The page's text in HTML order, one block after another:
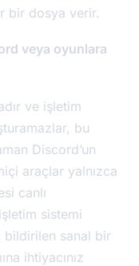
bir dosya verir.
veya oyunlara
ve işletim
bu
Discord’un
araçlar yalnızca
canlı
sistemi
bildirilen sanal bir
ihtiyacınız